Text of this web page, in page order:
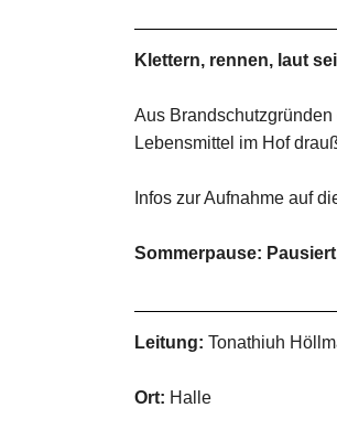
Klettern, rennen, laut
Aus
Lebensmittel im Hof
Infos zur Aufnahme auf
Sommerpause:
Leitung: Tonathiuh
Ort: Halle